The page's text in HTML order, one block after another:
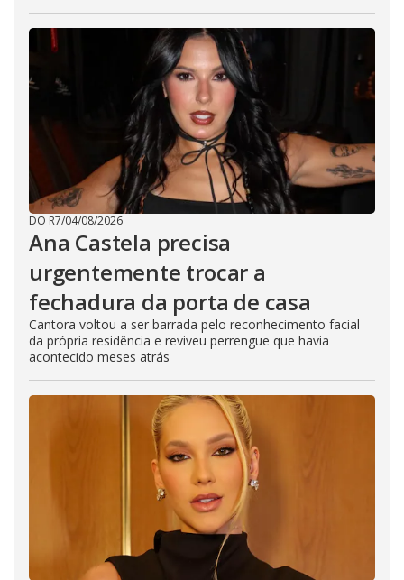
DO R7/04/08/2026
Ana Castela precisa
urgentemente trocar a
fechadura da porta de casa
Cantora voltou a ser barrada pelo reconhecimento facial
da própria residência e reviveu perrengue que havia
acontecido meses atrás